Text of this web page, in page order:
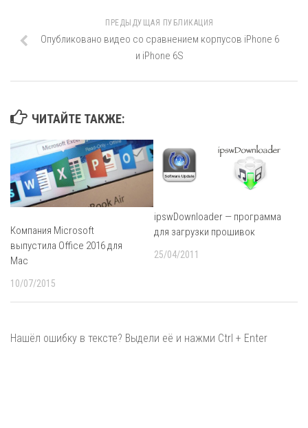
ПРЕДЫДУЩАЯ ПУБЛИКАЦИЯ
Опубликовано видео со сравнением корпусов iPhone 6
и iPhone 6S
ЧИТАЙТЕ ТАКЖЕ:
Компания Microsoft
выпустила Office 2016 для
Mac
10/07/2015
ipswDownloader — программа
для загрузки прошивок
25/04/2011
Нашёл ошибку в тексте? Выдели её и нажми Ctrl + Enter